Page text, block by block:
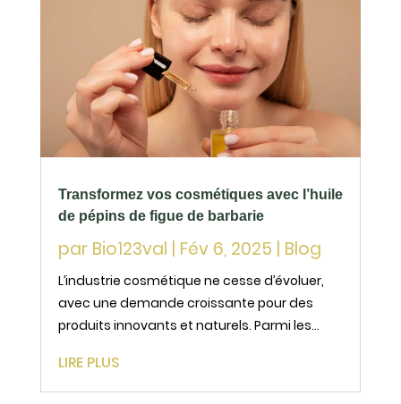
Transformez vos cosmétiques avec l’huile
de pépins de figue de barbarie
par Bio123val Fév 6, 2025 Blog
L’industrie cosmétique ne cesse d’évoluer,
avec une demande croissante pour des
produits innovants et naturels. Parmi les
l’huile de pépins de figue de barbarie
biologique s’est imposée comme un
LIRE PLUS